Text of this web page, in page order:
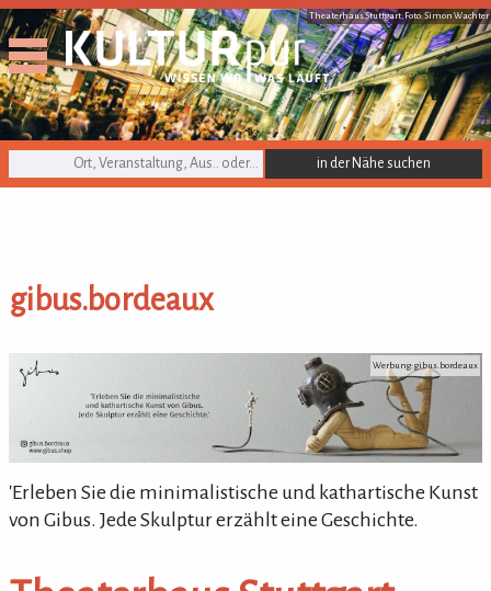
Theaterhaus Stuttgart, Foto: Simon Wachter
KULTURpur Suche
gibus.bordeaux
gibus.bordeaux Werbung: gibus.bordeaux
'Erleben Sie die minimalistische und kathartische Kunst
von Gibus. Jede Skulptur erzählt eine Geschichte.